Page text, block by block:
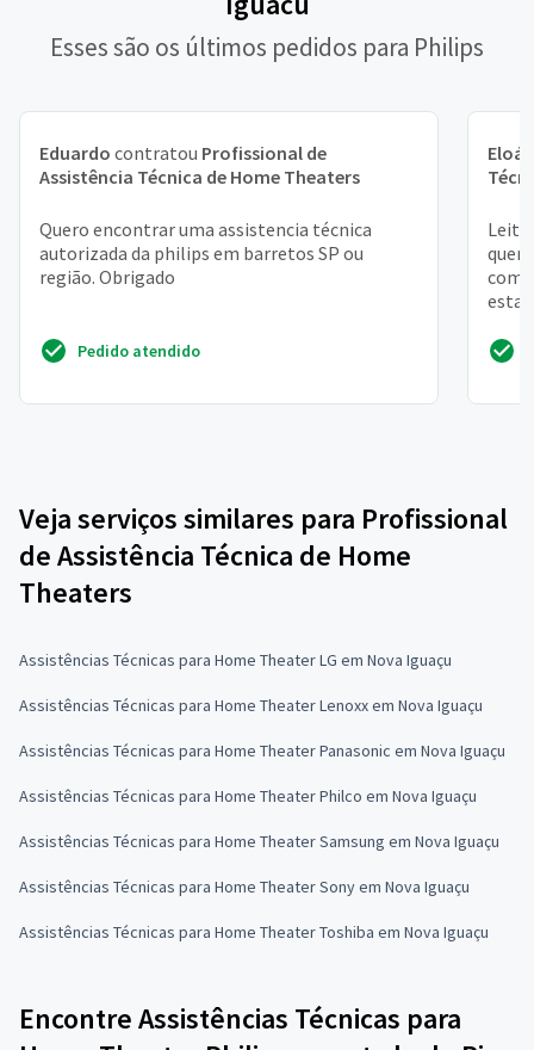
Esses são os últimos pedidos para Philips
Eduardo contratou Profissional de
Assistência Técnica de Home Theaters
Quero encontrar uma assistencia técnica
autorizada da philips em barretos SP ou
região. Obrigado
Pedido atendido
Eloá
com
esta
Veja serviços similares para Profissional
de Assistência Técnica de Home
Theaters
Assistências Técnicas para Home Theater LG em Nova Iguaçu
Assistências Técnicas para Home Theater Lenoxx em Nova Iguaçu
Assistências Técnicas para Home Theater Panasonic em Nova Iguaçu
Assistências Técnicas para Home Theater Philco em Nova Iguaçu
Assistências Técnicas para Home Theater Samsung em Nova Iguaçu
Assistências Técnicas para Home Theater Sony em Nova Iguaçu
Assistências Técnicas para Home Theater Toshiba em Nova Iguaçu
Encontre Assistências Técnicas para